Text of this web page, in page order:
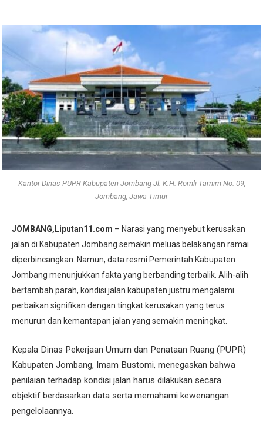
Kantor Dinas PUPR Kabupaten Jombang Jl. K.H. Romli Tamim No. 09,
Jombang, Jawa Timur
JOMBANG,Liputan11.com – Narasi yang menyebut kerusakan
jalan di Kabupaten Jombang semakin meluas belakangan ramai
diperbincangkan. Namun, data resmi Pemerintah Kabupaten
Jombang menunjukkan fakta yang berbanding terbalik. Alih-alih
bertambah parah, kondisi jalan kabupaten justru mengalami
perbaikan signifikan dengan tingkat kerusakan yang terus
menurun dan kemantapan jalan yang semakin meningkat.
Kepala Dinas Pekerjaan Umum dan Penataan Ruang (PUPR)
Kabupaten Jombang, Imam Bustomi, menegaskan bahwa
penilaian terhadap kondisi jalan harus dilakukan secara
objektif berdasarkan data serta memahami kewenangan
pengelolaannya.